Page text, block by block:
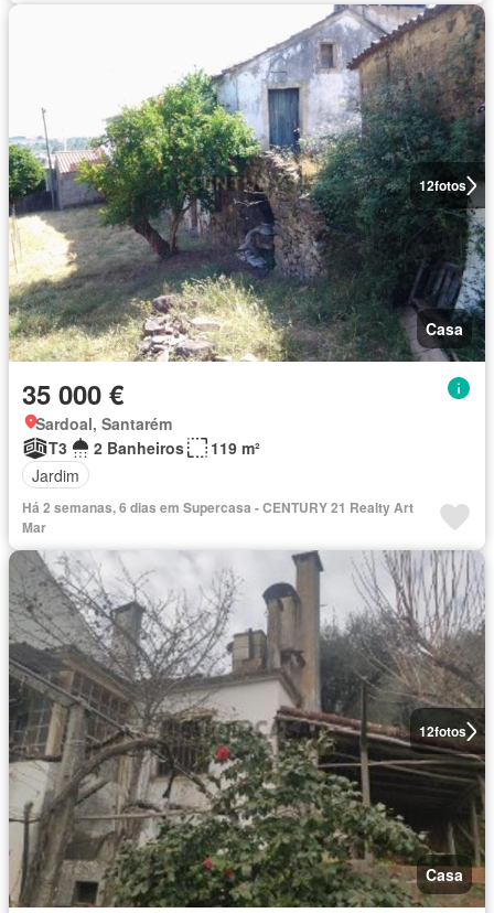
12fotos
Casa
35 000 €
Sardoal, Santarém
T3
2 Banheiros
119 m²
Jardim
Há 2 semanas, 6 dias em Supercasa - CENTURY 21 Realty Art
Mar
12fotos
Casa